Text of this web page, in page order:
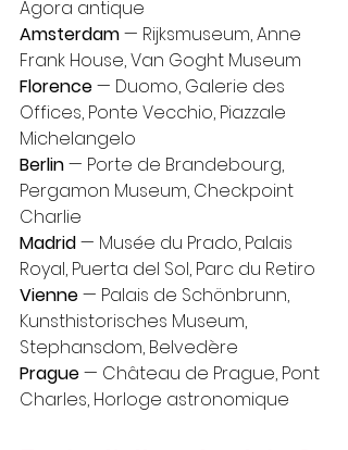
Agora antique
Amsterdam — Rijksmuseum, Anne
Frank House, Van Goght Museum
Florence — Duomo, Galerie des
Offices, Ponte Vecchio, Piazzale
Michelangelo
Berlin — Porte de Brandebourg,
Pergamon Museum, Checkpoint
Charlie
Madrid — Musée du Prado, Palais
Royal, Puerta del Sol, Parc du Retiro
Vienne — Palais de Schönbrunn,
Kunsthistorisches Museum,
Stephansdom, Belvedère
Prague — Château de Prague, Pont
Charles, Horloge astronomique